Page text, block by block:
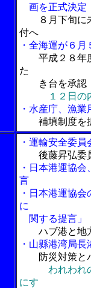
画を正式決定
８月下旬に
付へ
・全海運が６
平成２８年
た
き台を承認
１２日の
・水産庁、漁
補填制度を
・運輸安全委
後藤昇弘委
・日本港運協
言
・日本港運協
に
関する提言」
ハブ港と地
・山縣港湾局
防災対策と
われわれ
にす